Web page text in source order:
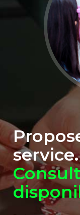
service.